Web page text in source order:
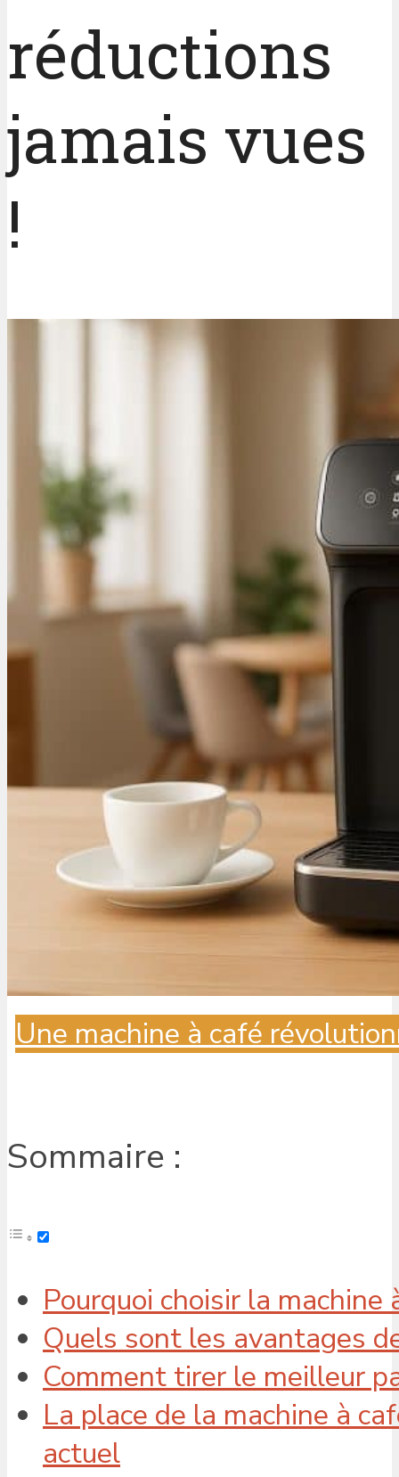
réductions
jamais vues
!
Une machine à café
Sommaire :
Pourquoi choisir la machine
Quels sont les avantages
Comment tirer le meilleur
La place de la machine à
actuel